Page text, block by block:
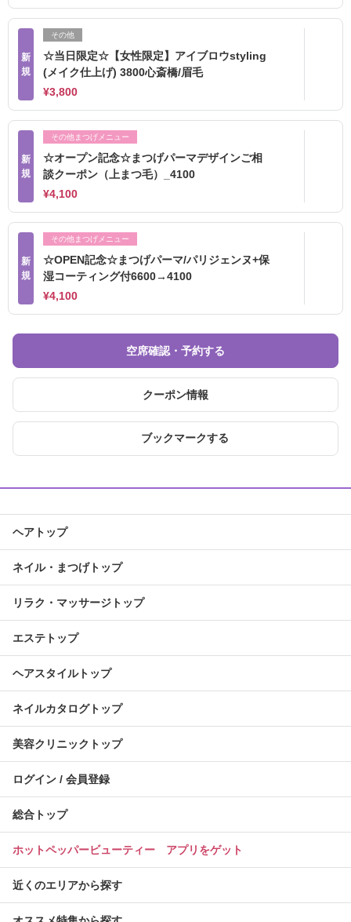
新
規
その他
☆当日限定☆【女性限定】アイブロウstyling
(メイク仕上げ) 3800心斎橋/眉毛
¥3,800
新
規
その他まつげメニュー
☆オープン記念☆まつげパーマデザインご相
談クーポン（上まつ毛）_4100
¥4,100
新
規
その他まつげメニュー
☆OPEN記念☆まつげパーマ/パリジェンヌ+保
湿コーティング付6600→4100
¥4,100
空席確認・予約する
クーポン情報
ブックマークする
ヘアトップ
ネイル・まつげトップ
リラク・マッサージトップ
エステトップ
ヘアスタイルトップ
ネイルカタログトップ
美容クリニックトップ
ログイン / 会員登録
総合トップ
ホットペッパービューティー アプリをゲット
近くのエリアから探す